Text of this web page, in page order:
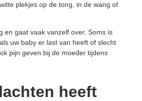
plekjes op de tong, in de wang of
en gaat vaak vanzelf over. Soms is
uw baby er last van heeft of slecht
pijn geven bij de moeder tijdens
heeft